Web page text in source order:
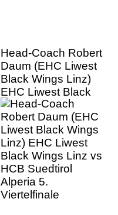
Head-Coach Robert
Daum (EHC Liwest
Black Wings Linz)
EHC Liwest Black
Wings Linz vs HCB
Suedtirol Alperia 5.
Viertelfinale